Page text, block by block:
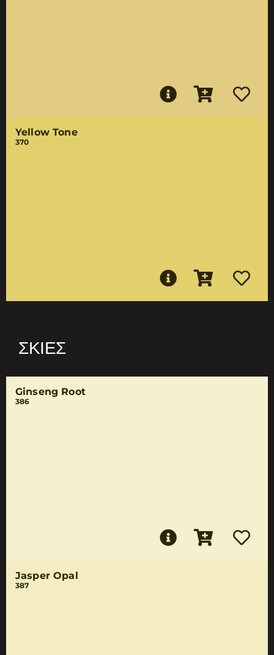
Yellow Tone
370
ΣΚΙΈΣ
Ginseng Root
386
Jasper Opal
387